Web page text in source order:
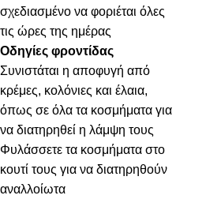
σχεδιασμένο να φοριέται όλες
τις ώρες της ημέρας
Οδηγίες φροντίδας
Συνιστάται η αποφυγή από
κρέμες, κολόνιες και έλαια,
όπως σε όλα τα κοσμήματα για
να διατηρηθεί η λάμψη τους
Φυλάσσετε τα κοσμήματα στο
κουτί τους για να διατηρηθούν
αναλλοίωτα